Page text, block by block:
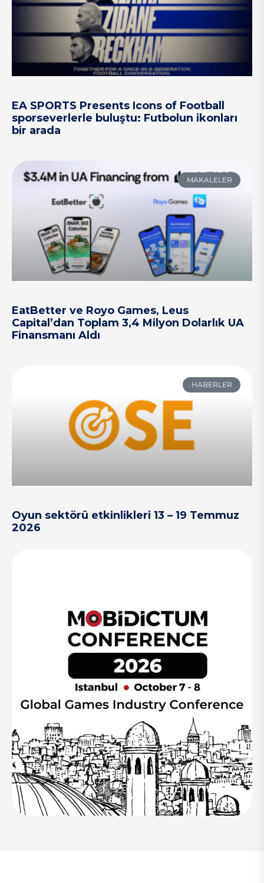
EA SPORTS Presents Icons of Football
sporseverlerle buluştu: Futbolun ikonları
bir arada
MAKALELER
EatBetter ve Royo Games, Leus
Capital’dan Toplam 3,4 Milyon Dolarlık UA
Finansmanı Aldı
HABERLER
Oyun sektörü etkinlikleri 13 – 19 Temmuz
2026